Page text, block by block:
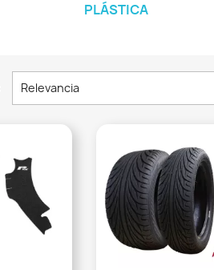
PLÁSTICA
Relevancia